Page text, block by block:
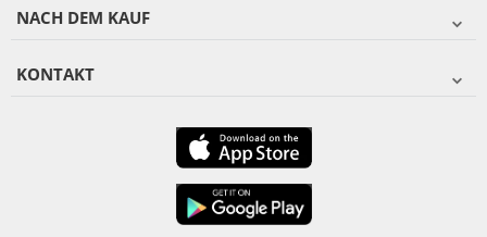
NACH DEM KAUF
KONTAKT